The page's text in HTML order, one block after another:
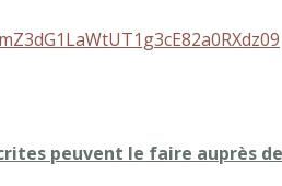
peuvent le faire auprès